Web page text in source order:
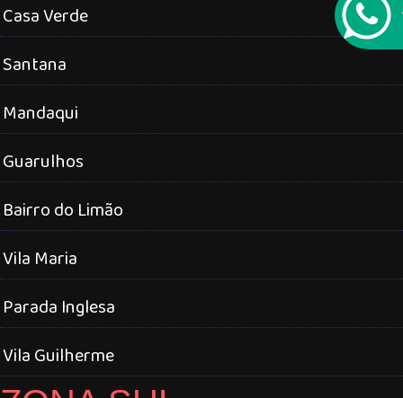
Casa Verde
Santana
Mandaqui
Guarulhos
Bairro do Limão
Vila Maria
Parada Inglesa
Vila Guilherme